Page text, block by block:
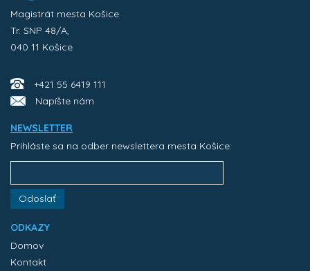
Magistrát mesta Košice
Tr. SNP 48/A,
040 11 Košice
+421 55 6419 111
Napíšte nám
NEWSLETTER
Prihláste sa na odber newslettera mesta Košice:
Odoslať
ODKAZY
Domov
Kontakt